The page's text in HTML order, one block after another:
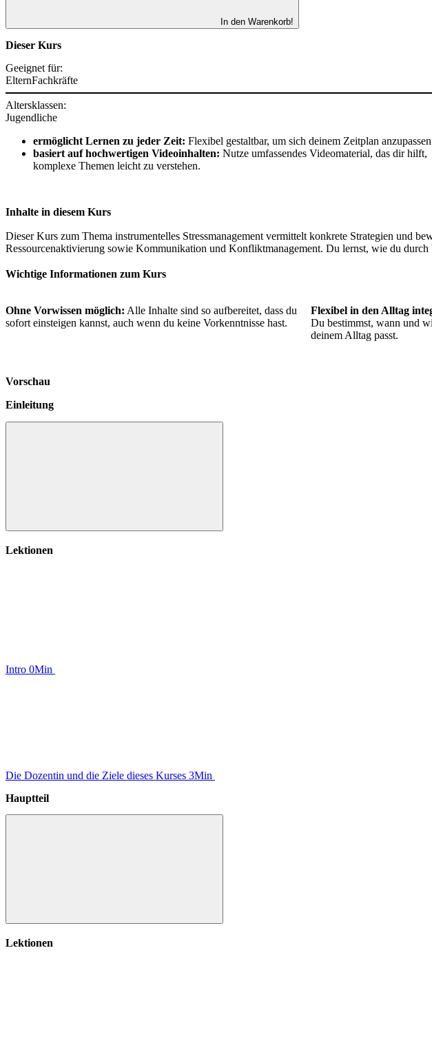
In den Warenkorb!
Dieser Kurs
Geeignet für:
ElternFachkräfte
Altersklassen:
Jugendliche
ermöglicht Lernen zu jeder Zeit: Flexibel gestaltbar, um sich deinem Zeitplan
basiert auf hochwertigen Videoinhalten: Nutze umfassendes Videomaterial, das dir hilft,
komplexe Themen leicht zu verstehen.
Inhalte in diesem Kurs
Dieser Kurs zum Thema instrumentelles Stressmanagement vermittelt konkrete Strategien und
Ressourcenaktivierung sowie Kommunikation und Konfliktmanagement. Du lernst, wie du durch
Wichtige Informationen zum Kurs
Ohne Vorwissen möglich: Alle Inhalte sind so aufbereitet, dass du
sofort einsteigen kannst, auch wenn du keine Vorkenntnisse hast.
Flexibel in den Alltag
Du bestimmst, wann und
deinem Alltag passt.
Vorschau
Einleitung
Einleitung
Lektionen
Intro 0Min
Die Dozentin und die Ziele dieses Kurses 3Min
Hauptteil
Hauptteil
Lektionen